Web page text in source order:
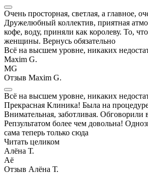
Очень просторная, светлая, а главное,
Дружелюбный коллектив, приятная
кофе, воду, приняли как королеву. То,
женщины. Вернусь обязательно
Всё на высшем уровне, никаких
Maxim G.
MG
Отзыв Maxim G.
Всё на высшем уровне, никаких
Прекрасная Клиника! Была на
Внимательная, заботливая. Обговорили
Репзультатом более чем довольна!
сама теперь только сюда
Читать целиком
Алёна Т.
Аё
Отзыв Алёна Т.